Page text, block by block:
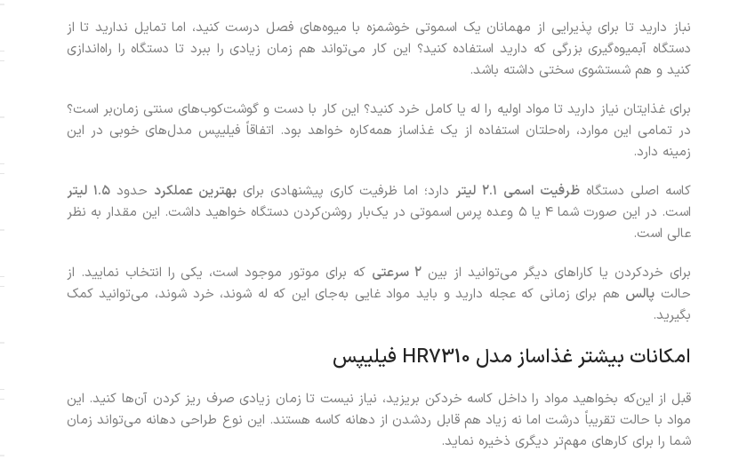
نباز دارید تا برای پذیرایی از مهمانان یک اسموتی خوشمزه با میوه‌های فصل درست کنید، اما تمایل ندارید تا از
دستگاه آبمیوه‌گیری بزرگی که دارید استفاده کنید؟ این کار می‌تواند هم زمان زیادی را ببرد تا دستگاه را راه‌اندازی
کنید و هم شستشوی سختی داشته باشد.
برای غذایتان نیاز دارید تا مواد اولیه را له یا کامل خرد کنید؟ این کار با دست و گوشت‌کوب‌های سنتی زمان‌بر است؟
در تمامی این موارد، راه‌حلتان استفاده از یک غذاساز همه‌کاره خواهد بود. اتفاقاً فیلیپس مدل‌های خوبی در این
زمینه دارد.
کاسه اصلی دستگاه ظرفیت اسمی ۲.۱ لیتردارد؛ اما ظرفیت کاری پیشنهادی برایبهترین عملکرد حدود۱.۵ لیتر
است. در این صورت شما ۴ یا ۵ وعده پرس اسموتی در یک‌بار روشن‌کردن دستگاه خواهید داشت. این مقدار به نظر
عالی است.
برای خرد‌کردن یا کاراهای دیگر می‌توانید از بین۲ سرعتی که برای موتور موجود است، یکی را انتخاب نمایید. از
حالت پالس هم برای زمانی که عجله دارید و باید مواد غایی به‌جای این که له شوند، خرد شوند، می‌توانید کمک
بگیرید.
امکانات بیشتر غذاساز مدل HR7310 فیلیپس
قبل از این‌که بخواهید مواد را داخل کاسه خردکن بریزید، نیاز نیست تا زمان زیادی صرف ریز کردن آن‌ها کنید. این
مواد با حالت تقریباً درشت اما نه زیاد هم قابل ردشدن از دهانه کاسه هستند. این نوع طراحی دهانه می‌تواند زمان
شما را برای کارهای مهم‌تر دیگری ذخیره نماید.